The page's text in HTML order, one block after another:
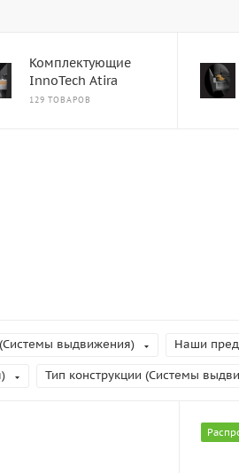
Комплектующие
InnoTech Atira
129 ТОВАРОВ
выдвижения) Наши
Тип конструкции (Системы